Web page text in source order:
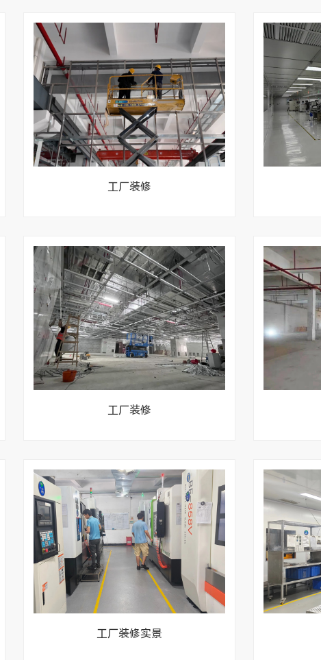
工厂展厅装修实景效果图
工厂研发中心实验室装修
工厂食堂宿舍装修实景
旧厂房工厂改造翻新装修
创意园孵化器创客中心装修
制药无尘车间实景效果图
印刷无尘车间实景效果图
医疗无尘车间实景效果图
工厂装修
工厂装修
工厂装修实景